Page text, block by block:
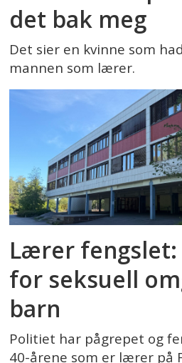
det bak meg
Det sier en kvinne som
mannen som lærer.
Lærer
for seksuell
barn
Politiet har pågrepet og
40-årene som er lærer på